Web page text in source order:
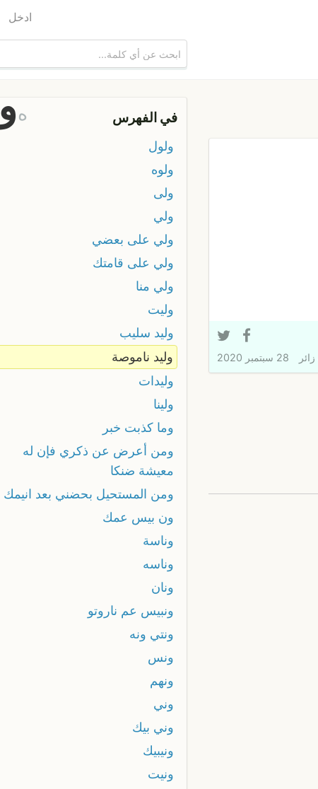
ادخل
زائر 28 سبتمبر 2020
في الفهرس هو
ولول
ولوه
ولى
ولي
ولي على بعضي
ولي على قامتك
ولي منا
وليت
وليد سليب
وليد ناموصة
وليدات
ولينا
وما كذبت خبر
ومن أعرض عن ذكري فإن له
معيشة ضنكا
ومن المستحيل بحضني بعد انيمك
ون بيس عمك
وناسة
وناسه
ونان
ونبيس عم ناروتو
ونتي ونه
ونس
ونهم
وني
وني بيك
ونيبيك
ونيت